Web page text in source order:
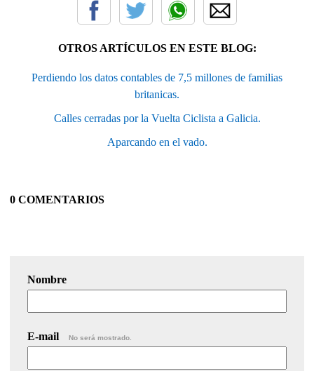
OTROS ARTÍCULOS EN ESTE BLOG:
Perdiendo los datos contables de 7,5 millones de familias
britanicas.
Calles cerradas por la Vuelta Ciclista a Galicia.
Aparcando en el vado.
0 COMENTARIOS
Nombre
E-mail No será mostrado.